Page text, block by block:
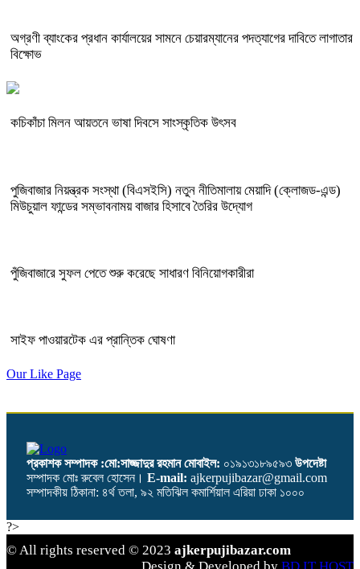
অগ্রণী ব্যাংকের প্রধান কার্যালয়ের সামনে চেয়ারম্যানের পদত্যাগের দাবিতে লাগাতার
বিক্ষোভ
কচিকাঁচা মিলন আয়তনে ভাষা দিবসে সাংস্কৃতিক উৎসব
পুজিবাজার নিয়ন্ত্রক সংস্থা (বিএসইসি) নতুন নীতিমালায় মেয়াদি (ক্লোজড-এন্ড)
মিউচুয়াল ফান্ডের সম্ভাবনাময় বাজার হিসাবে তৈরির উদ্যোগ
পুঁজিবাজারে সুফল পেতে শুরু করেছে সাধারণ বিনিয়োগকারীরা
সাইফ পাওয়ারটেক এর প্রান্তিক ঘোষণা
Our Like Page
প্রকাশক সম্পাদক :মো:সাজ্জাদুর রহমান মোবাইল: ০১৯১৩১৮৯৫৯৩ উপদেষ্টা
সম্পাদক মোঃ রুবেল হোসেন। E-mail: ajkerpujibazar@gmail.com
সম্পাদকীয় ঠিকানা: ৪র্থ তলা, ৯২ মতিঝিল কমার্শিয়াল এরিয়া ঢাকা ১০০০
?>
© All rights reserved © 2023 ajkerpujibazar.com